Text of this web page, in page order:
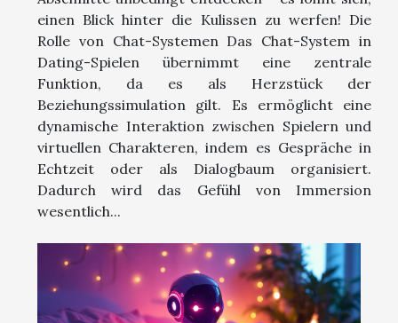
einen Blick hinter die Kulissen zu werfen! Die
Rolle von Chat-Systemen Das Chat-System in
Dating-Spielen übernimmt eine zentrale
Funktion, da es als Herzstück der
Beziehungssimulation gilt. Es ermöglicht eine
dynamische Interaktion zwischen Spielern und
virtuellen Charakteren, indem es Gespräche in
Echtzeit oder als Dialogbaum organisiert.
Dadurch wird das Gefühl von Immersion
wesentlich...